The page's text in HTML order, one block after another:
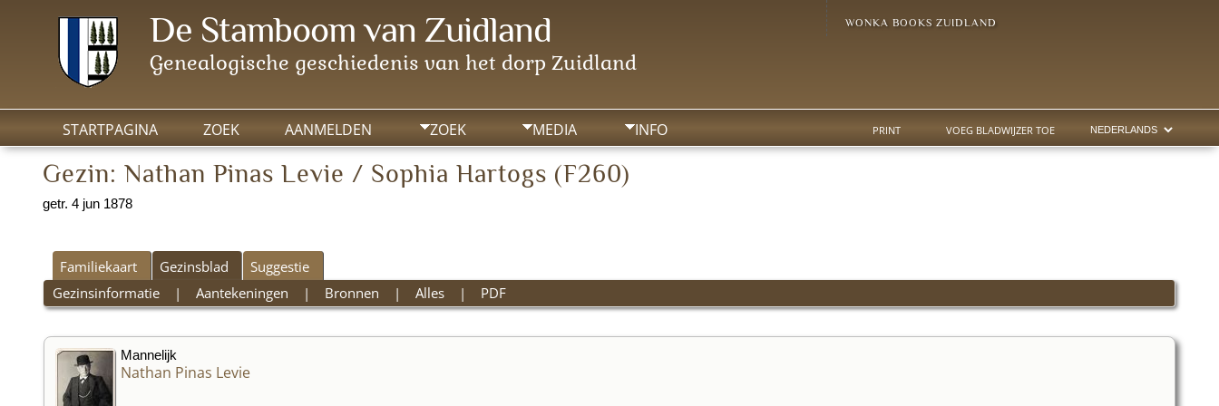
De Stamboom van Zuidland
Genealogische geschiedenis van het dorp Zuidland
WONKA BOOKS ZUIDLAND
ZOEK MEDIA INFO
STARTPAGINA ZOEK AANMELDEN PRINT VOEG BLADWIJZER TOE
Gezin: Nathan Pinas Levie / Sophia Hartogs (F260)
getr. 4 jun 1878
Familiekaart Gezinsblad
Suggestie
Gezinsinformatie |Aantekeningen | Bronnen |Alles | PDF
Mannelijk
Nathan Pinas Levie